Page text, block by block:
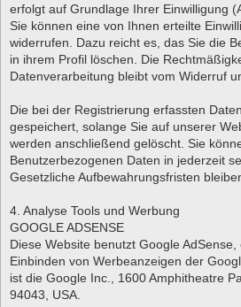
erfolgt auf Grundlage Ihrer Einwilligung
Sie können eine von Ihnen erteilte
widerrufen. Dazu reicht es, das Sie die
in ihrem Profil löschen. Die
Datenverarbeitung bleibt vom Widerruf
Die bei der Registrierung erfassten
gespeichert, solange Sie auf unserer
werden anschließend gelöscht. Sie
Benutzerbezogenen Daten in jederzeit
Gesetzliche Aufbewahrungsfristen
4. Analyse Tools und Werbung
GOOGLE ADSENSE
Diese Website benutzt Google
Einbinden von Werbeanzeigen der
ist die Google Inc., 1600 Amphitheatre
94043, USA.